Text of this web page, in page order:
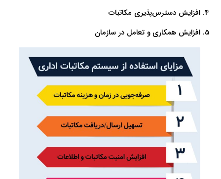
افزایش دسترس‌پذیری مکاتبات
افزایش همکاری و تعامل در سازمان